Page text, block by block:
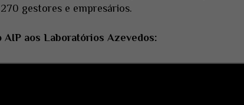
gestores e empresários.
aos Laboratórios Azevedos: